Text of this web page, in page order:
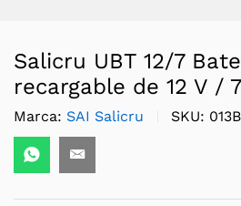
Salicru UBT 12/7
recargable de 12 V /
Marca: SAI Salicru SKU: